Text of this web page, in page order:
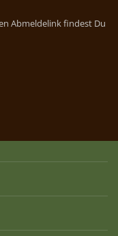
Abmeldelink findest Du